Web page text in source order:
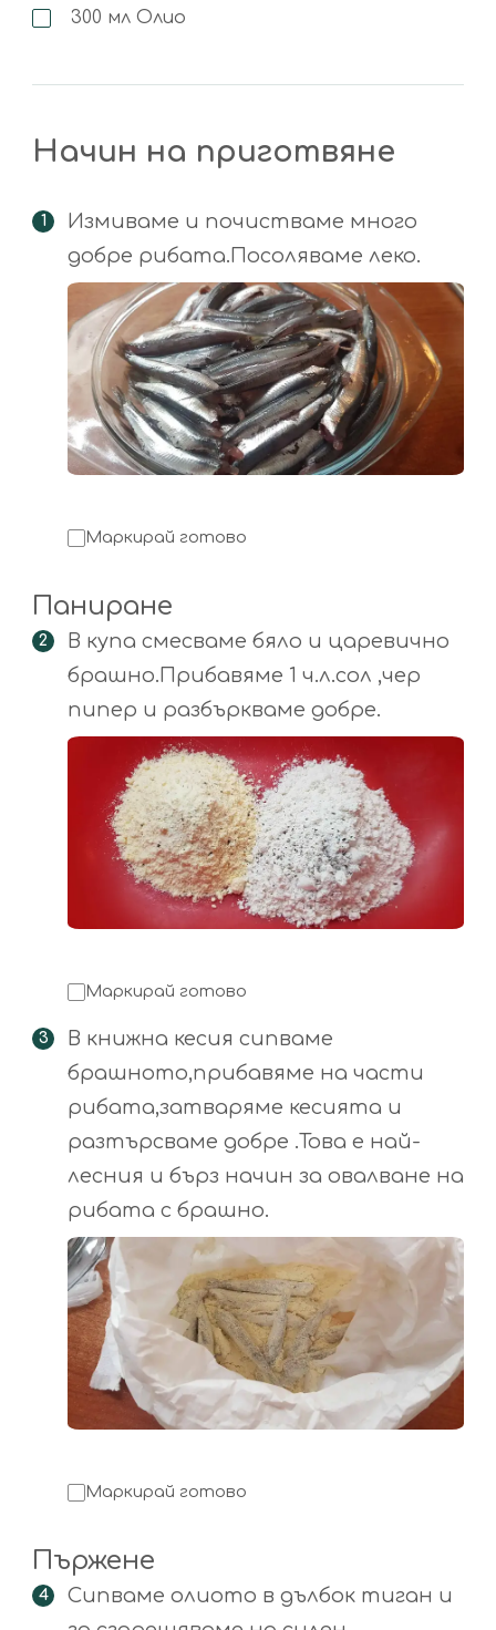
300 мл Олио
Начин на приготвяне
Измиваме и почистваме много
добре рибата.Посоляваме леко.
Маркирай готово
Паниране
В купа смесваме бяло и царевично
брашно.Прибавяме 1 ч.л.сол ,чер
пипер и разбъркваме добре.
Маркирай готово
В книжна кесия сипваме
брашното,прибавяме на части
рибата,затваряме кесията и
разтърсваме добре .Това е най-
лесния и бърз начин за овалване на
рибата с брашно.
Маркирай готово
Пържене
Сипваме олиото в дълбок тиган и